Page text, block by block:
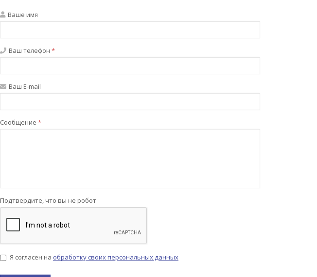
Ваше имя
Ваш телефон *
Ваш E-mail
Сообщение *
Подтвердите, что вы не робот
Я согласен на обработку своих персональных данных